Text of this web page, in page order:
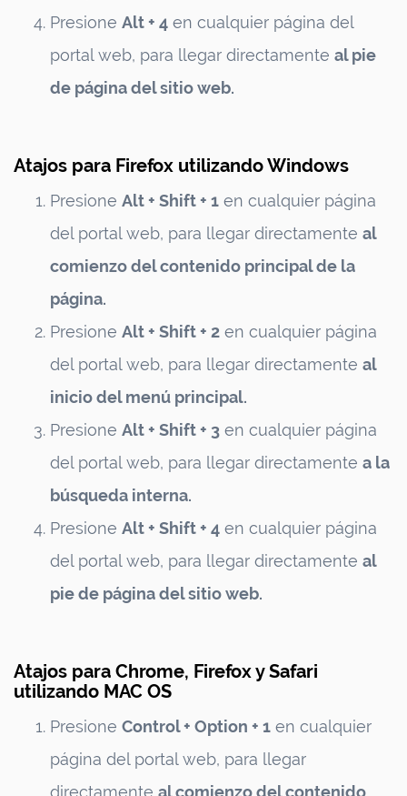
Presione Alt + 4 en cualquier página del
portal web, para llegar directamente al pie
de página del sitio web.
Atajos para Firefox utilizando Windows
Presione Alt + Shift + 1 en cualquier página
del portal web, para llegar directamente al
comienzo del contenido principal de la
página.
Presione Alt + Shift + 2 en cualquier página
del portal web, para llegar directamente al
inicio del menú principal.
Presione Alt + Shift + 3 en cualquier página
del portal web, para llegar directamente a la
búsqueda interna.
Presione Alt + Shift + 4 en cualquier página
del portal web, para llegar directamente al
pie de página del sitio web.
Atajos para Chrome, Firefox y Safari
utilizando MAC OS
Presione Control + Option + 1 en cualquier
página del portal web, para llegar
directamente al comienzo del contenido